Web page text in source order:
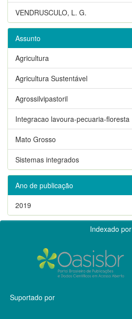
VENDRUSCULO, L. G.
Assunto
Agricultura
Agricultura Sustentável
Agrossilvipastoril
Integracao lavoura-pecuaria-floresta
Mato Grosso
Sistemas integrados
Ano de publicação
2019
Indexado por
Suportado por